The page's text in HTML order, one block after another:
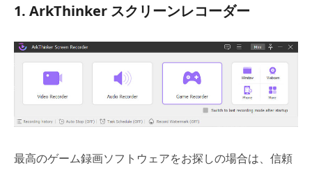
1. ArkThinker スクリーンレコーダー
最高のゲーム録画ソフトウェアをお探しの場合は、信頼